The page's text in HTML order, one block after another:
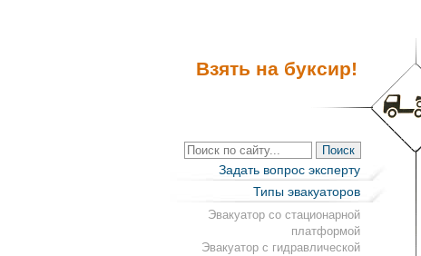
Взять на буксир!
Задать вопрос эксперту
Типы эвакуаторов
Эвакуатор со стационарной
платформой
Эвакуатор с гидравлической